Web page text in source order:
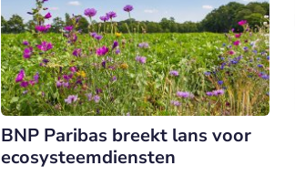
BNP Paribas breekt lans voor
ecosysteemdiensten